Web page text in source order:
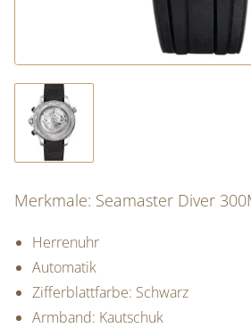
Merkmale: Seamaster Diver
Herrenuhr
Automatik
Zifferblattfarbe: Schwarz
Armband: Kautschuk